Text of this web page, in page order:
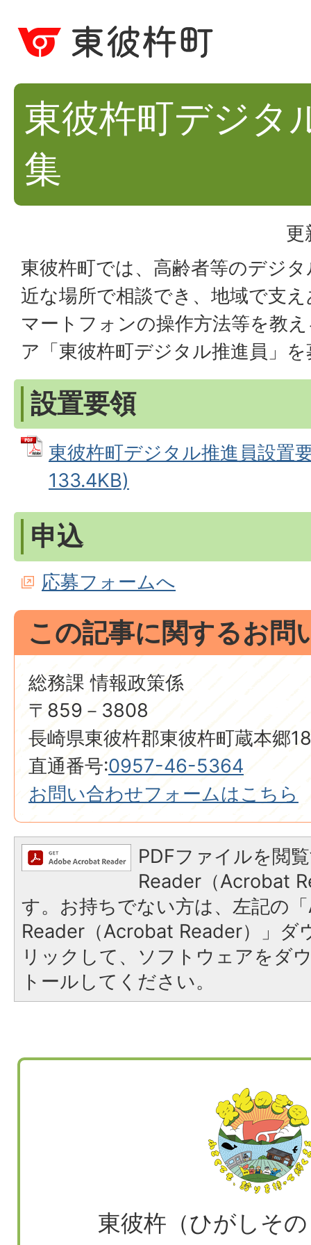
東彼杵町デジタ
集
更
東彼杵町では、高齢者等のデジ
近な場所で相談でき、地域で支
マートフォンの操作方法等を教
ア「東彼杵町デジタル推進員」
設置要領
東彼杵町デジタル推進員設置
133.4KB)
申込
応募フォームへ
この記事に関するお問
総務課 情報政策係
〒859－3808
長崎県東彼杵郡東彼杵町蔵本郷
直通番号:0957-46-5364
お問い合わせフォームはこちら
PDFファイルを閲
Reader（Acrobat
す。お持ちでない方は、左記の
Reader（Acrobat Reader）」ダ
リックして、ソフトウェアをダ
トールしてください。
東彼杵（ひがしそ